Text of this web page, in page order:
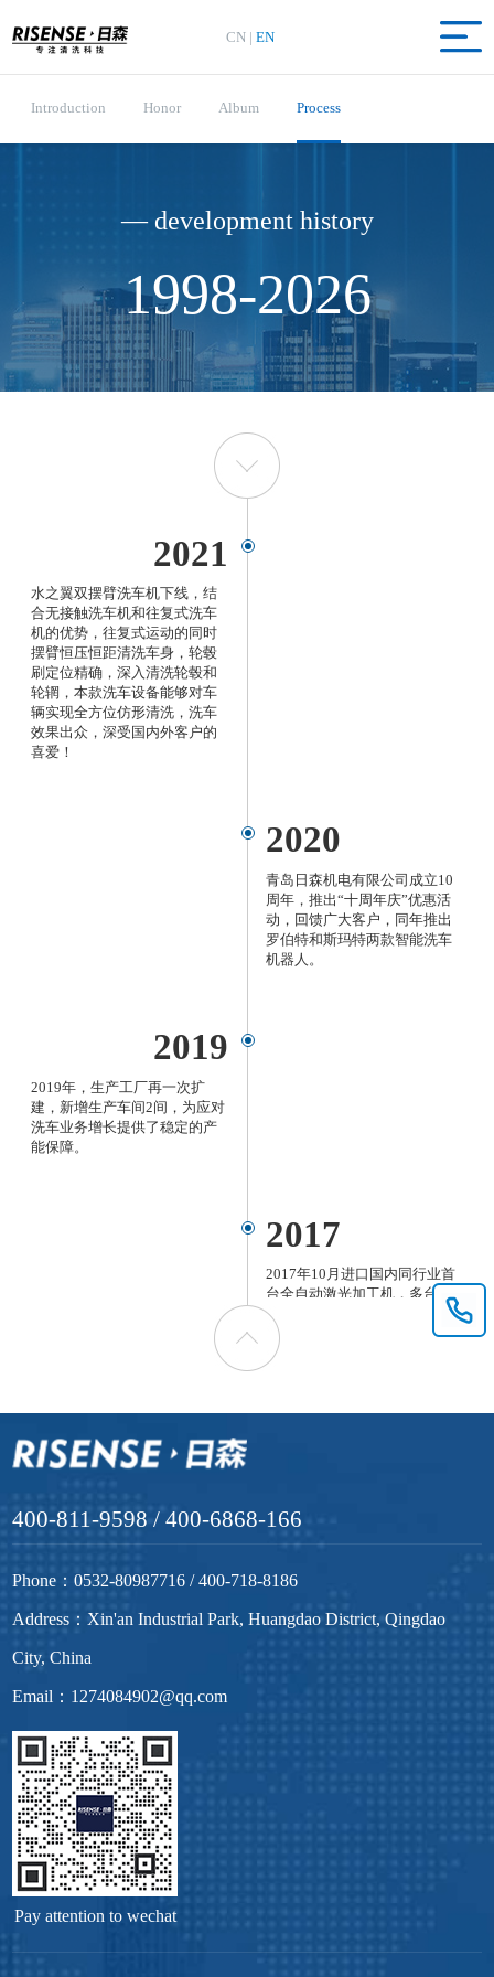
CN |EN
Introduction Honor Album Process
— development history
1998-2026
2021
水之翼双摆臂洗车机下线，结
合无接触洗车机和往复式洗车
机的优势，往复式运动的同时
摆臂恒压恒距清洗车身，轮毂
刷定位精确，深入清洗轮毂和
轮辋，本款洗车设备能够对车
辆实现全方位仿形清洗，洗车
效果出众，深受国内外客户的
喜爱！
2020
青岛日森机电有限公司成立10
周年，推出“十周年庆”优惠活
动，回馈广大客户，同年推出
罗伯特和斯玛特两款智能洗车
机器人。
2019
2019年，生产工厂再一次扩
建，新增生产车间2间，为应对
洗车业务增长提供了稳定的产
能保障。
2017
2017年10月进口国内同行业首
台全自动激光加工机，多台全
自动生产设备的使用，改进了
生产工艺，极大提高生产效
率，新生产车间的投产，日森
森完全自主知识产权的自助系
量大幅提升，公司整体实力得
2013
科技局颁发的青岛市高新技术
400-811-9598 / 400-6868-166
Phone：0532-80987716 / 400-718-8186
Address：Xin'an Industrial Park, Huangdao District, Qingdao
City, China
Email：1274084902@qq.com
Pay attention to wechat